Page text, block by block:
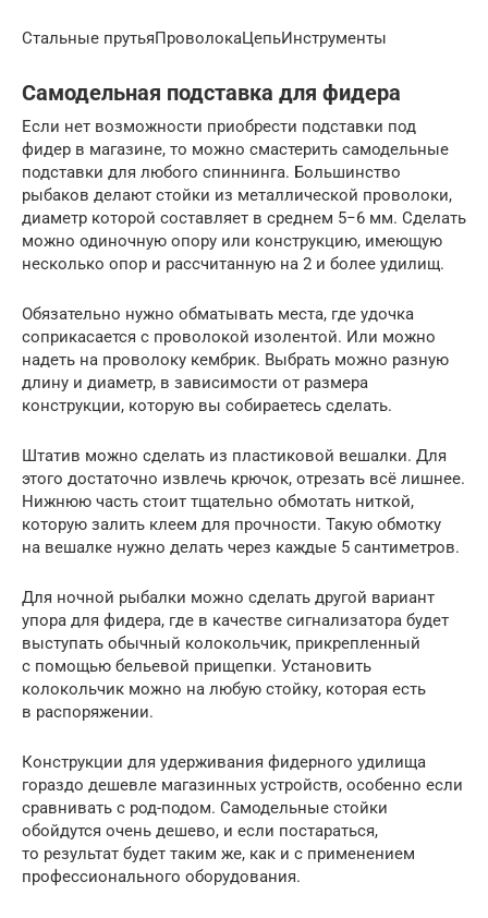
Стальные прутьяПроволокаЦепьИнструменты
Самодельная подставка для фидера
Если нет возможности приобрести подставки под
фидер в магазине, то можно смастерить самодельные
подставки для любого спиннинга. Большинство
рыбаков делают стойки из металлической проволоки,
диаметр которой составляет в среднем 5−6 мм. Сделать
можно одиночную опору или конструкцию, имеющую
несколько опор и рассчитанную на 2 и более удилищ.
Обязательно нужно обматывать места, где удочка
соприкасается с проволокой изолентой. Или можно
надеть на проволоку кембрик. Выбрать можно разную
длину и диаметр, в зависимости от размера
конструкции, которую вы собираетесь сделать.
Штатив можно сделать из пластиковой вешалки. Для
этого достаточно извлечь крючок, отрезать всё лишнее.
Нижнюю часть стоит тщательно обмотать ниткой,
которую залить клеем для прочности. Такую обмотку
на вешалке нужно делать через каждые 5 сантиметров.
Для ночной рыбалки можно сделать другой вариант
упора для фидера, где в качестве сигнализатора будет
выступать обычный колокольчик, прикрепленный
с помощью бельевой прищепки. Установить
колокольчик можно на любую стойку, которая есть
в распоряжении.
Конструкции для удерживания фидерного удилища
гораздо дешевле магазинных устройств, особенно если
сравнивать с род-подом. Самодельные стойки
обойдутся очень дешево, и если постараться,
то результат будет таким же, как и с применением
профессионального оборудования.